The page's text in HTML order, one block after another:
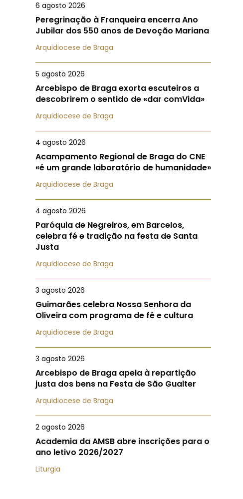
6 agosto 2026
Peregrinação à Franqueira encerra Ano
Jubilar dos 550 anos de Devoção Mariana
Arquidiocese de Braga
5 agosto 2026
Arcebispo de Braga exorta escuteiros a
descobrirem o sentido de «dar comVida»
Arquidiocese de Braga
4 agosto 2026
Acampamento Regional de Braga do CNE
«é um grande laboratório de humanidade»
Arquidiocese de Braga
4 agosto 2026
Paróquia de Negreiros, em Barcelos,
celebra fé e tradição na festa de Santa
Justa
Arquidiocese de Braga
3 agosto 2026
Guimarães celebra Nossa Senhora da
Oliveira com programa de fé e cultura
Arquidiocese de Braga
3 agosto 2026
Arcebispo de Braga apela à repartição
justa dos bens na Festa de São Gualter
Arquidiocese de Braga
2 agosto 2026
Academia da AMSB abre inscrições para o
ano letivo 2026/2027
Liturgia